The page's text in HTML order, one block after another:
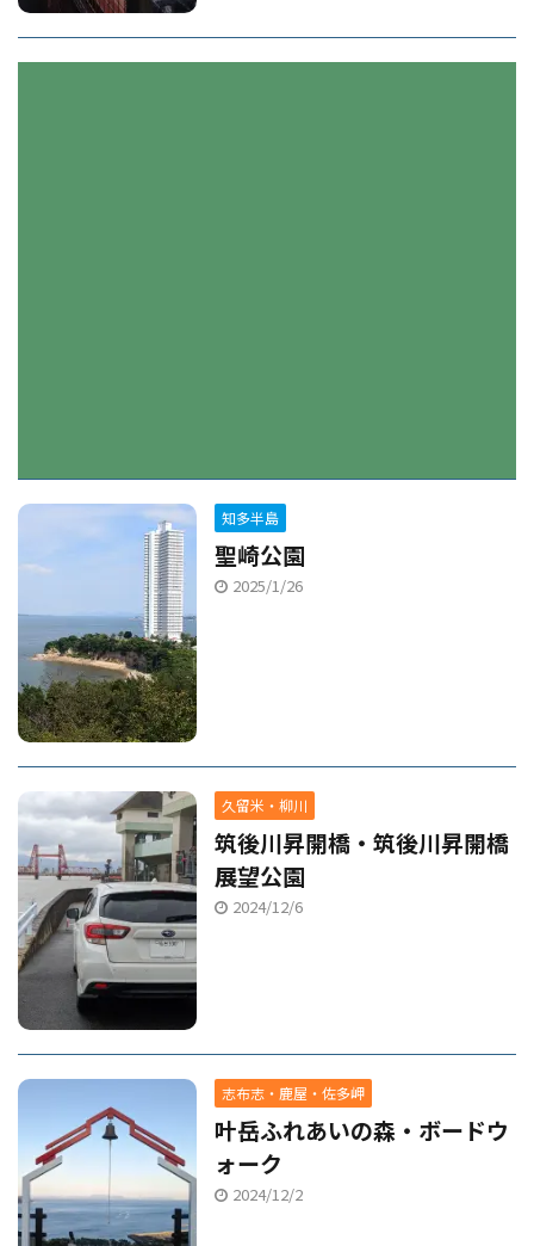
知多半島
聖崎公園
2025/1/26
久留米・柳川
筑後川昇開橋・筑後川昇開橋
展望公園
2024/12/6
志布志・鹿屋・佐多岬
叶岳ふれあいの森・ボードウ
ォーク
2024/12/2